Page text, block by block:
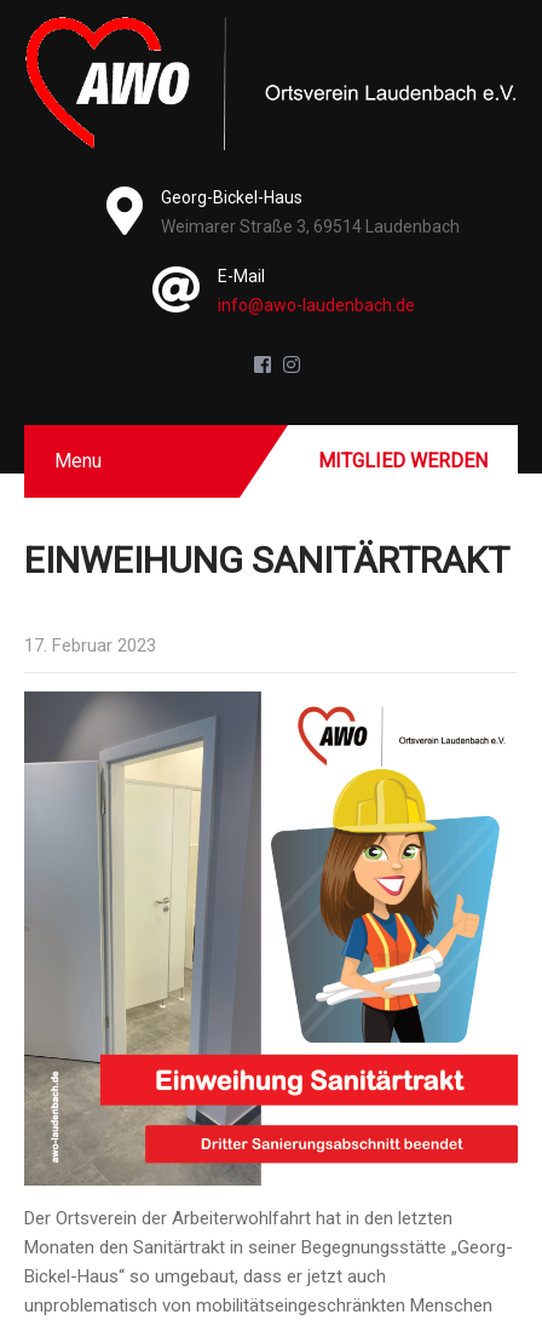
Georg-Bickel-Haus
Weimarer Straße 3, 69514 Laudenbach
E-Mail
info@awo-laudenbach.de
Menu MITGLIED WERDEN
EINWEIHUNG SANITÄRTRAKT
17. Februar 2023
Der Ortsverein der Arbeiterwohlfahrt hat in den letzten
Monaten den Sanitärtrakt in seiner Begegnungsstätte „Georg-
Bickel-Haus“ so umgebaut, dass er jetzt auch
unproblematisch von mobilitätseingeschränkten Menschen